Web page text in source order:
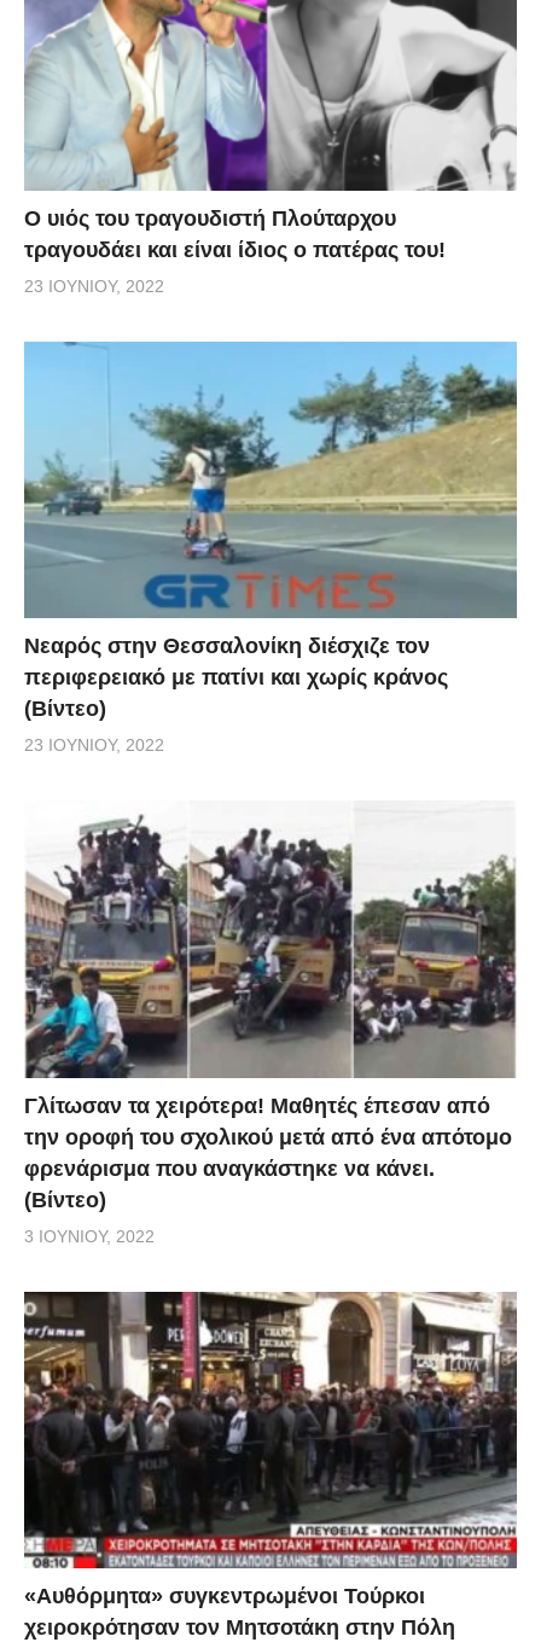
O υιός του τραγουδιστή Πλούταρχου
τραγουδάει και είναι ίδιος ο πατέρας του!
23 ΙΟΥΝΊΟΥ, 2022
Νεαρός στην Θεσσαλονίκη διέσχιζε τον
περιφερειακό με πατίνι και χωρίς κράνος
(Βίντεο)
23 ΙΟΥΝΊΟΥ, 2022
Γλίτωσαν τα χειρότερα! Μαθητές έπεσαν από
την οροφή του σχολικού μετά από ένα απότομο
φρενάρισμα που αναγκάστηκε να κάνει.
(Βίντεο)
3 ΙΟΥΝΊΟΥ, 2022
«Αυθόρμητα» συγκεντρωμένοι Τούρκοι
χειροκρότησαν τον Μητσοτάκη στην Πόλη